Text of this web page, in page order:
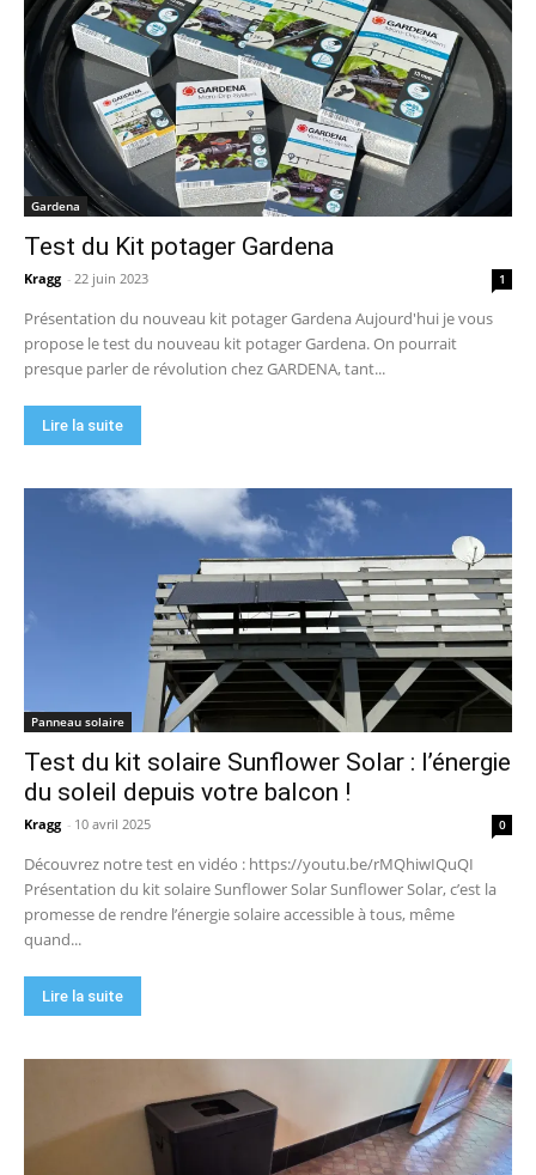
Gardena
Test du Kit potager Gardena
Kragg - 22 juin 2023 1
Présentation du nouveau kit potager Gardena Aujourd'hui je vous
propose le test du nouveau kit potager Gardena. On pourrait
presque parler de révolution chez GARDENA, tant...
Lire la suite
Panneau solaire
Test du kit solaire Sunflower Solar : l’énergie
du soleil depuis votre balcon !
Kragg - 10 avril 2025 0
Découvrez notre test en vidéo : https://youtu.be/rMQhiwIQuQI
Présentation du kit solaire Sunflower Solar Sunflower Solar, c’est la
promesse de rendre l’énergie solaire accessible à tous, même
quand...
Lire la suite